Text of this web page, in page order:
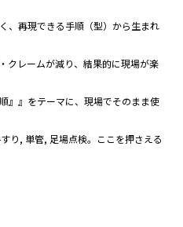
、再現できる手順（型）から生まれ
クレームが減り、結果的に現場が楽
』』をテーマに、現場でそのまま使
り, 単管, 足場点検。ここを押さえる